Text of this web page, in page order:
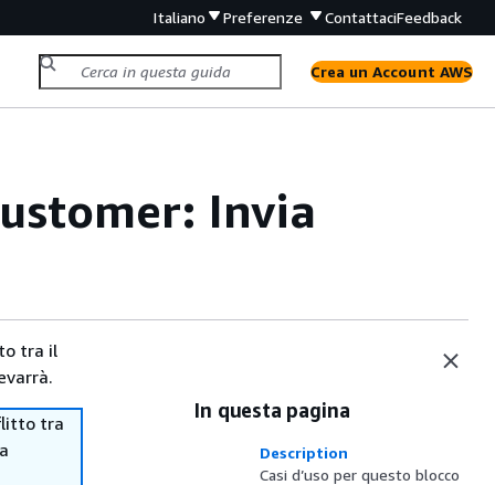
Italiano Preferenze ContattaciFeedback
Crea un Account AWS
Invia
tra il
tra
In questa pagina
Description
Casi d’uso per questo blocco